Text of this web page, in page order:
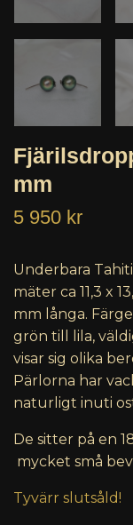
mm
5 950 kr
Underbara
mäter ca 11,3 x
mm långa.
grön till lila,
visar sig olika
Pärlorna har
naturligt inuti
De sitter på en
mycket små
Tyvärr slutsåld!